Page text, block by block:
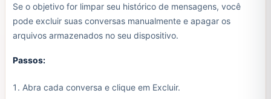
Se o objetivo for limpar seu histórico de mensagens, você
pode excluir suas conversas manualmente e apagar os
arquivos armazenados no seu dispositivo.
Passos:
Abra cada conversa e clique em Excluir.